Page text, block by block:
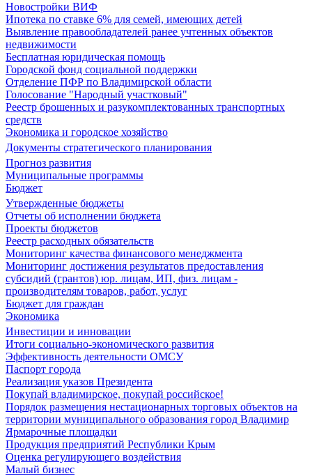
Новостройки ВИФ
Ипотека по ставке 6% для семей, имеющих детей
Выявление правообладателей ранее учтенных объектов
недвижимости
Бесплатная юридическая помощь
Городской фонд социальной поддержки
Отделение ПФР по Владимирской области
Голосование "Народный участковый"
Реестр брошенных и разукомплектованных транспортных
средств
Экономика и городское хозяйство
Документы стратегического планирования
Прогноз развития
Муниципальные программы
Бюджет
Утвержденные бюджеты
Отчеты об исполнении бюджета
Проекты бюджетов
Реестр расходных обязательств
Мониторинг качества финансового менеджмента
Мониторинг достижения результатов предоставления
субсидий (грантов) юр. лицам, ИП, физ. лицам -
производителям товаров, работ, услуг
Бюджет для граждан
Экономика
Инвестиции и инновации
Итоги социально-экономического развития
Эффективность деятельности ОМСУ
Паспорт города
Реализация указов Президента
Покупай владимирское, покупай российское!
Порядок размещения нестационарных торговых объектов на
территории муниципального образования город Владимир
Ярмарочные площадки
Продукция предприятий Республики Крым
Оценка регулирующего воздействия
Малый бизнес